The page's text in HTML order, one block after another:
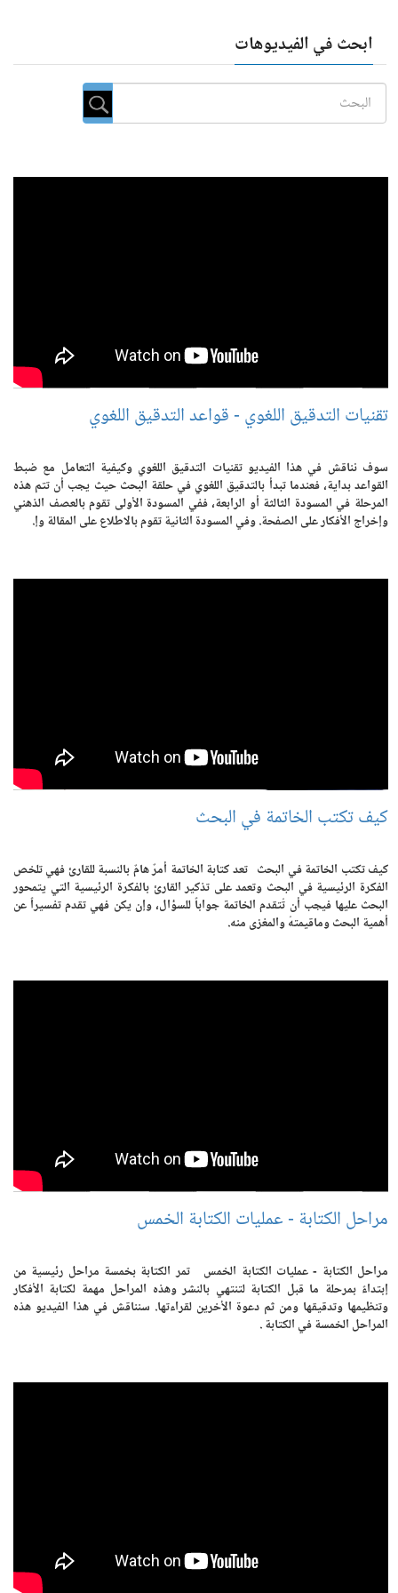
ابحث في الفيديوهات
تقنيات التدقيق اللغوي - قواعد التدقيق اللغوي
سوف نناقش في هذا الفيديو تقنيات التدقيق اللغوي وكيفية التعامل مع ضبط
القواعد بداية، فعندما تبدأ بالتدقيق اللغوي في حلقة البحث حيث يجب أن تتم هذه
المرحلة في المسودة الثالثة أو الرابعة، ففي المسودة الأولى تقوم بالعصف الذهني
وإخراج الأفكار على الصفحة. وفي المسودة الثانية تقوم بالاطلاع على المقالة وإ.
كيف تكتب الخاتمة في البحث
كيف تكتب الخاتمة في البحث تعد كتابة الخاتمة أمرٌ هامٌ بالنسبة للقارئ فهي تلخص
الفكرة الرئيسية في البحث وتعمد على تذكير القارئ بالفكرة الرئيسية التي يتمحور
البحث عليها فيجب أن تُتقدم الخاتمة جواباً للسؤال، وإن يكن فهي تقدم تفسيراً عن
أهمية البحث وماقيمتهُ والمغزى منه.
مراحل الكتابة - عمليات الكتابة الخمس
مراحل الكتابة - عمليات الكتابة الخمس تمر الكتابة بخمسة مراحل رئيسية من
إبتداءً بمرحلة ما قبل الكتابة لتنتهي بالنشر وهذه المراحل مهمة لكتابة الأفكار
وتنظيمها وتدقيقها ومن ثم دعوة الأخرين لقراءتها. سنناقش في هذا الفيديو هذه
المراحل الخمسة في الكتابة .